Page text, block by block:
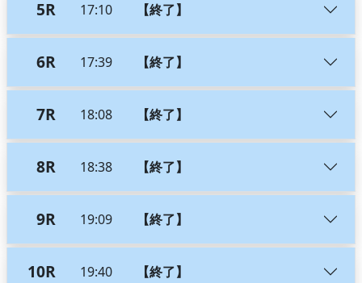
5R 17:10 【終了】
6R 17:39 【終了】
7R 18:08 【終了】
8R 18:38 【終了】
9R 19:09 【終了】
10R 19:40 【終了】